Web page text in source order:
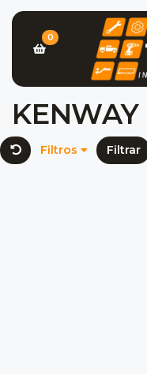
0
KENWAY
Filtros Filtrar